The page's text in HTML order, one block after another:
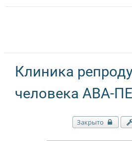
Клиника
человека АВА-
Закрыто